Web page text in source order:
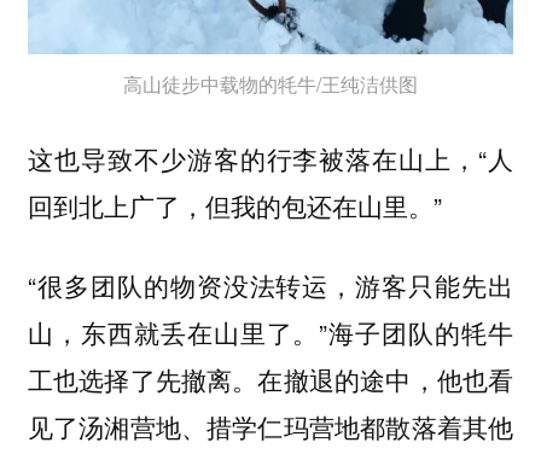
高山徒步中载物的牦牛/王纯洁供图
这也导致不少游客的行李被落在山上，“人
回到北上广了，但我的包还在山里。”
“很多团队的物资没法转运，游客只能先出
山，东西就丢在山里了。”海子团队的牦牛
工也选择了先撤离。在撤退的途中，他也看
见了汤湘营地、措学仁玛营地都散落着其他